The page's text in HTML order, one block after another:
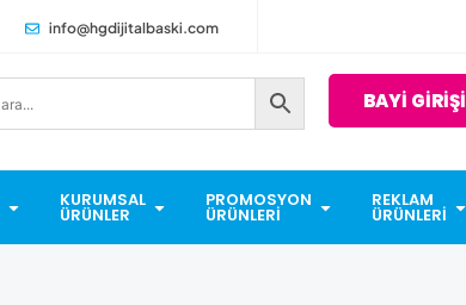
info@hgdijitalbaski.com
BAYİ GİRİŞİ
KURUMSAL
ÜRÜNLER
PROMOSYON
ÜRÜNLERI
REKLAM
ÜRÜNLERI